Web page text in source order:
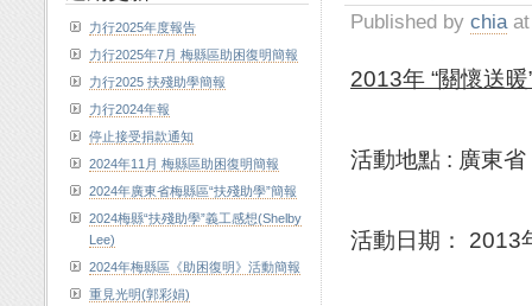
Published by chiaat
2013年 “關懷送
活動地點 : 廣東
活動日期： 2013
力行2025年度報告
力行2025年7月 梅縣區助困復明簡報
力行2025 扶殘助學簡報
力行2024年報
停止接受捐款通知
2024年11月 梅縣區助困復明簡報
2024年廣東省梅縣區“扶殘助學”簡報
2024梅縣“扶殘助學”義工感想(Shelby
Lee)
2024年梅縣區《助困復明》活動簡報
重見光明(郭彩娟)